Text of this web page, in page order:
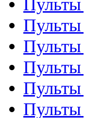
Пульты
Пульты
Пульты
Пульты
Пульты
Пульты